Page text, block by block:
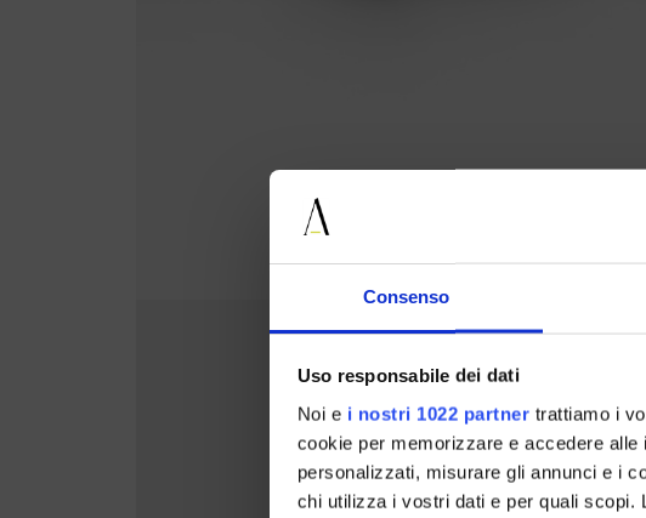
Consenso
Uso responsabile dei dati
Noi e i nostri 1022 partner trattiamo i
cookie per memorizzare e accedere
personalizzati, misurare gli annunci e i
chi utilizza i vostri dati e per quali scopi.